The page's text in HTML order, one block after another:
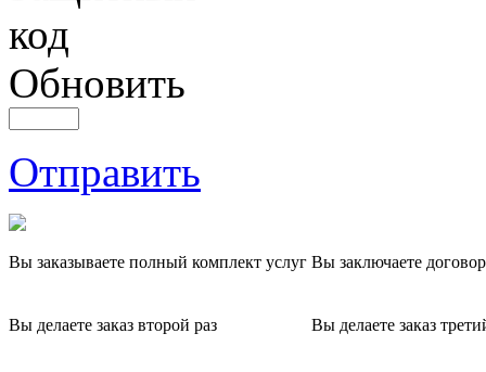
Обновить
Отправить
Вы заказываете полный комплект услуг Вы заключаете
Вы делаете заказ второй раз Вы делаете заказ